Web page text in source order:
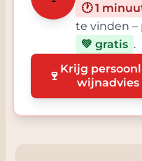
🕐 1
te vinden –
💚 gratis .
🍷 Krijg
wijnadvies